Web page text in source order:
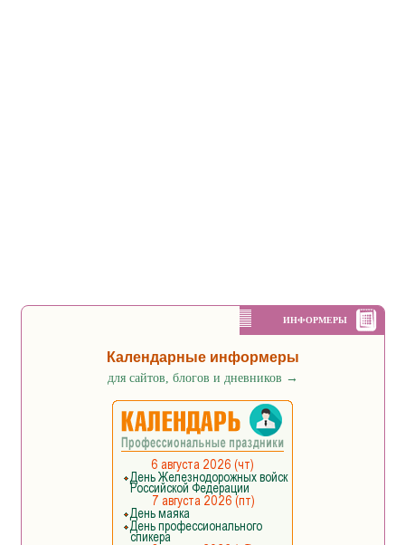
ИНФОРМЕРЫ
Календарные информеры
для сайтов, блогов и дневников →